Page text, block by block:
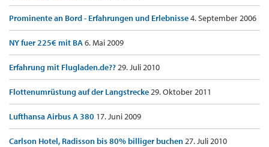
Prominente an Bord - Erfahrungen und Erlebnisse4. September 2006
NY fuer 225€ mit BA6. Mai 2009
Erfahrung mit Flugladen.de??29. Juli 2010
Flottenumrüstung auf der Langstrecke29. Oktober 2011
Lufthansa Airbus A 380 17. Juni 2009
Carlson Hotel, Radisson bis 80% billiger buchen27. Juli 2010